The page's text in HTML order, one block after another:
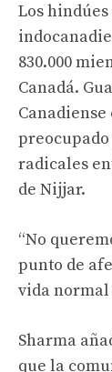
Los
830.000
Canadá.
Canadiense
radicales
de Nijjar.
“No
punto de
vida normal
Sharma
que la